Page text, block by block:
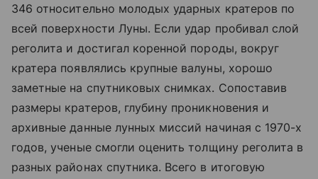
346 относительно молодых ударных кратеров по
всей поверхности Луны. Если удар пробивал слой
реголита и достигал коренной породы, вокруг
кратера появлялись крупные валуны, хорошо
заметные на спутниковых снимках. Сопоставив
размеры кратеров, глубину проникновения и
архивные данные лунных миссий начиная с 1970-х
годов, ученые смогли оценить толщину реголита в
разных районах спутника. Всего в итоговую